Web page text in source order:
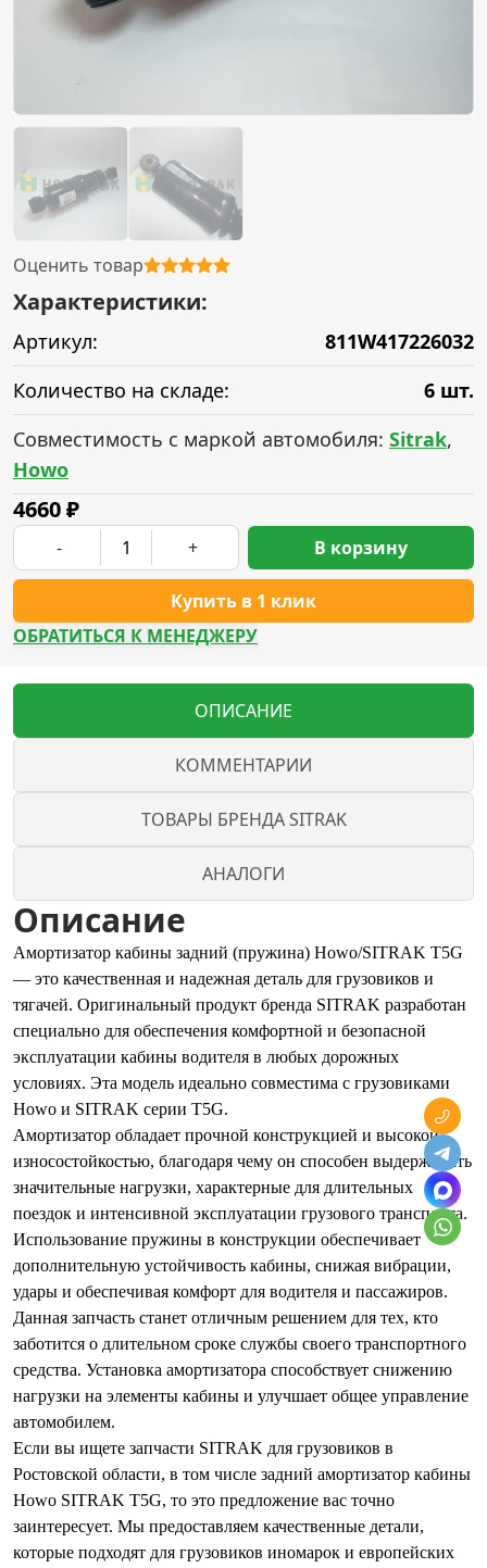
Оценить товар
Характеристики:
Артикул:
811W417226032
Количество на складе:
6 шт.
Совместимость с маркой автомобиля: Sitrak,
Howo
4660₽
- +
Купить в 1 клик
В корзину
ОБРАТИТЬСЯ К МЕНЕДЖЕРУ
ОПИСАНИЕ
КОММЕНТАРИИ
ТОВАРЫ БРЕНДА SITRAK
АНАЛОГИ
Описание
Амортизатор кабины задний (пружина) Howo/SITRAK T5G
— это качественная и надежная деталь для грузовиков и
тягачей. Оригинальный продукт бренда SITRAK разработан
специально для обеспечения комфортной и безопасной
эксплуатации кабины водителя в любых дорожных
условиях. Эта модель идеально совместима с грузовиками
Howo и SITRAK серии T5G.
Амортизатор обладает прочной конструкцией и высокой
износостойкостью, благодаря чему он способен выдерживать
значительные нагрузки, характерные для длительных
поездок и интенсивной эксплуатации грузового транспорта.
Использование пружины в конструкции обеспечивает
дополнительную устойчивость кабины, снижая вибрации,
удары и обеспечивая комфорт для водителя и пассажиров.
Данная запчасть станет отличным решением для тех, кто
заботится о длительном сроке службы своего транспортного
средства. Установка амортизатора способствует снижению
нагрузки на элементы кабины и улучшает общее управление
автомобилем.
Если вы ищете запчасти SITRAK для грузовиков в
Ростовской области, в том числе задний амортизатор кабины
Howo SITRAK T5G, то это предложение вас точно
заинтересует. Мы предоставляем качественные детали,
которые подходят для грузовиков иномарок и европейских